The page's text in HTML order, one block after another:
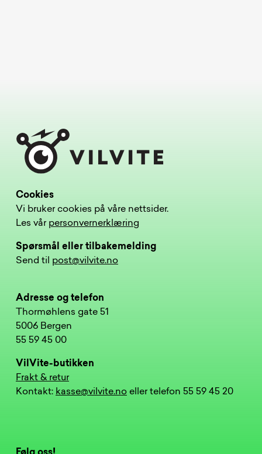
Cookies
Vi bruker cookies på våre nettsider.
Les vår personvernerklæring
Spørsmål eller tilbakemelding
Send til post@vilvite.no
Adresse og telefon
Thormøhlens gate 51
5006 Bergen
55 59 45 00
VilVite-butikken
Frakt & retur
Kontakt: kasse@vilvite.no eller telefon 55 59 45 20